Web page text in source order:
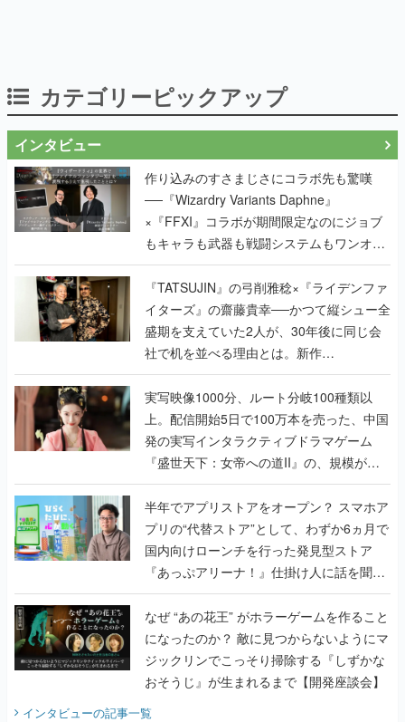
カテゴリーピックアップ
インタビュー
作り込みのすさまじさにコラボ先も驚嘆
──『Wizardry Variants Daphne』
×『FFXI』コラボが期間限定なのにジョブ
もキャラも武器も戦闘システムもワンオフ
で作り込まれた理由を両ディレクターに聞
く
『TATSUJIN』の弓削雅稔×『ライデンファ
イターズ』の齋藤貴幸──かつて縦シュー全
盛期を支えていた2人が、30年後に同じ会
社で机を並べる理由とは。新作
『TATSUJIN EXTREME』で初タッグを組
んだレジェンド2人に訊く開発秘話
実写映像1000分、ルート分岐100種類以
上。配信開始5日で100万本を売った、中国
発の実写インタラクティブドラマゲーム
『盛世天下：女帝への道II』の、規模が違
うこだわりをプロデューサーに聞いた
半年でアプリストアをオープン？ スマホア
プリの“代替ストア”として、わずか6ヵ月で
国内向けローンチを行った発見型ストア
『あっぷアリーナ！』仕掛け人に話を聞い
てみた
なぜ “あの花王” がホラーゲームを作ること
になったのか？ 敵に見つからないようにマ
ジックリンでこっそり掃除する『しずかな
おそうじ』が生まれるまで【開発座談会】
インタビューの記事一覧